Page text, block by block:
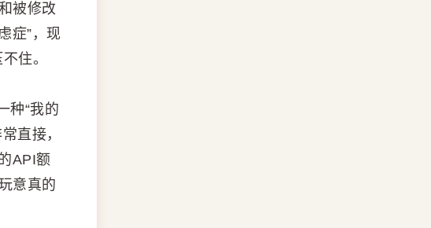
被修改
症”，现
住。
种“我的
直接，
API额
意真的